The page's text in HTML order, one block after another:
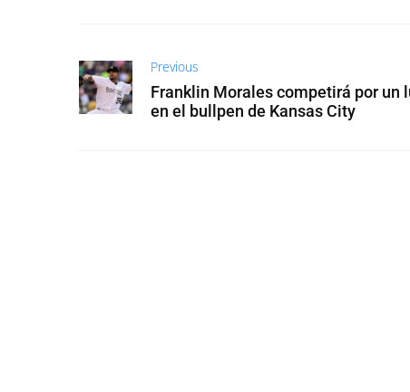
Previous
Franklin Morales competirá por un
en el bullpen de Kansas City